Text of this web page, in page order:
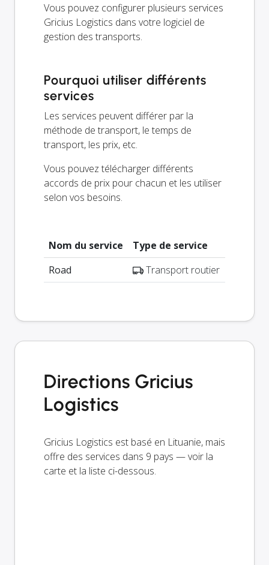
Vous pouvez configurer plusieurs services
Gricius Logistics dans votre logiciel de
gestion des transports.
Pourquoi utiliser différents
services
Les services peuvent différer par la
méthode de transport, le temps de
transport, les prix, etc.
Vous pouvez télécharger différents
accords de prix pour chacun et les utiliser
selon vos besoins.
Nom du service
Type de service
Road
Transport routier
Directions Gricius
Logistics
Gricius Logistics est basé en Lituanie, mais
offre des services dans 9 pays — voir la
carte et la liste ci-dessous.